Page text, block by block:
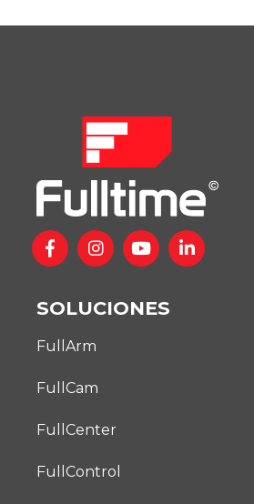
SOLUCIONES
FullArm
FullCam
FullCenter
FullControl